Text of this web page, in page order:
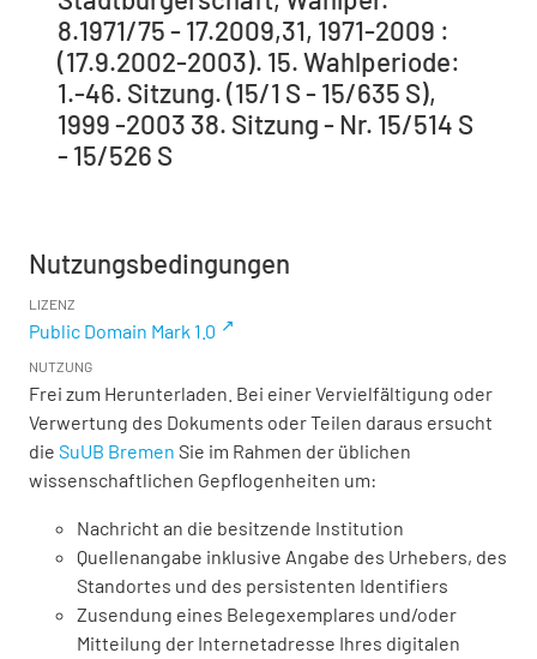
8.1971/75 - 17.2009,31, 1971-2009 :
(17.9.2002-2003). 15. Wahlperiode:
1.-46. Sitzung. (15/1 S - 15/635 S),
1999 -2003 38. Sitzung - Nr. 15/514 S
- 15/526 S
Nutzungsbedingungen
LIZENZ
Public Domain Mark 1.0
NUTZUNG
Frei zum Herunterladen. Bei einer Vervielfältigung oder
Verwertung des Dokuments oder Teilen daraus ersucht
die SuUB Bremen Sie im Rahmen der üblichen
wissenschaftlichen Gepflogenheiten um:
Nachricht an die besitzende Institution
Quellenangabe inklusive Angabe des Urhebers, des
Standortes und des persistenten Identifiers
Zusendung eines Belegexemplares und/oder
Mitteilung der Internetadresse Ihres digitalen